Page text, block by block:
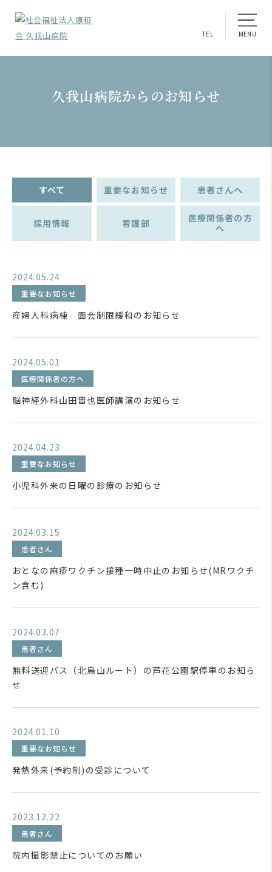
TEL MENU
久我山病院からのお知らせ
すべて 重要なお知らせ 患者さんへ
採用情報 看護部
医療関係者の方
へ
2024.05.24
重要なお知らせ
産婦人科病棟 面会制限緩和のお知らせ
2024.05.01
医療関係者の方へ
脳神経外科山田晋也医師講演のお知らせ
2024.04.23
重要なお知らせ
小児科外来の日曜の診療のお知らせ
2024.03.15
患者さん
おとなの麻疹ワクチン接種一時中止のお知らせ(MRワクチ
ン含む)
2024.03.07
患者さん
無料送迎バス（北烏山ルート）の芦花公園駅停車のお知ら
せ
2024.01.10
重要なお知らせ
発熱外来(予約制)の受診について
2023.12.22
患者さん
院内撮影禁止についてのお願い